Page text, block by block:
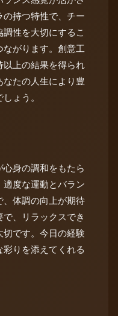
持つ特性で、チー
性を大切にするこ
ながります。創意工
以上の結果を得られ
なたの人生により豊
ょう。
身の調和をもたら
適度な運動とバラン
、体調の向上が期待
、リラックスでき
切です。今日の経験
りを添えてくれる